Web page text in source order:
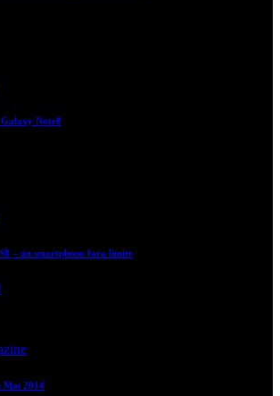
Galaxy Note8
– un smartphone fara limite
Mai 2014